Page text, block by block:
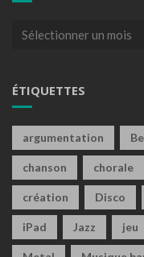
Archives
ÉTIQUETTES
argumentation
chanson chorale
création Disco
iPad Jazz jeu